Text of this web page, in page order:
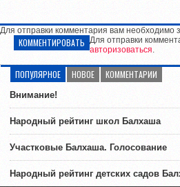
Для отправки комментария вам необходимо
КОММЕНТИРОВАТЬ Для отправки
авторизоваться.
ПОПУЛЯРНОЕ НОВОЕ КОММЕНТАРИИ
Внимание!
Народный рейтинг школ Балхаша
Участковые Балхаша. Голосование
Народный рейтинг детских садов